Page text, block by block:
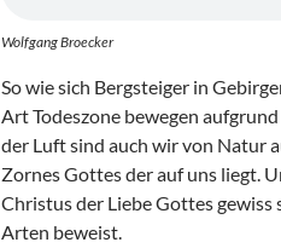
Wolfgang Broecker
So wie sich Bergsteiger in
Art Todeszone bewegen
der Luft sind auch wir von Natur
Zornes Gottes der auf uns liegt.
Christus der Liebe Gottes gewiss
Arten beweist.